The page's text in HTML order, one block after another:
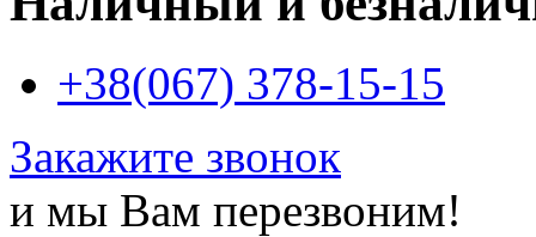
+38(067) 378-15-15
Закажите звонок
и мы Вам перезвоним!